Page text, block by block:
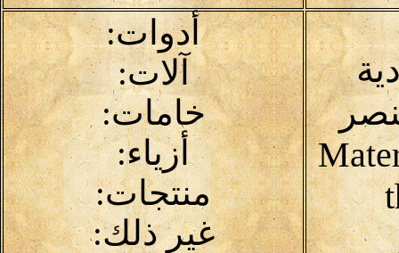
أدوات:
آلات:
خامات:
أزياء:
منتجات:
غير ذلك: